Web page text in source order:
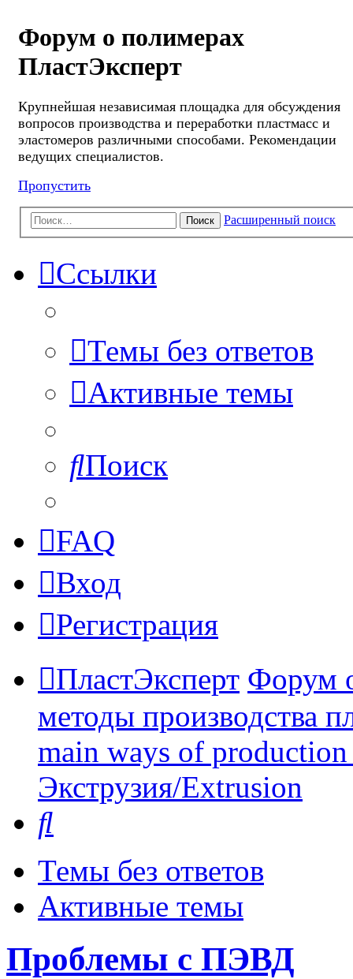
Форум о полимерах
ПластЭксперт
Крупнейшая независимая площадка для обсуждения
вопросов производства и переработки пластмасс и
эластомеров различными способами. Рекомендации
ведущих специалистов.
Пропустить
Поиск Расширенный поиск
Ссылки
Темы без ответов
Активные темы
Поиск
FAQ
Вход
Регистрация
ПластЭксперт Форум
методы производства
main ways of
Экструзия/Extrusion
Темы без ответов
Активные темы
Проблемы с ПЭВД